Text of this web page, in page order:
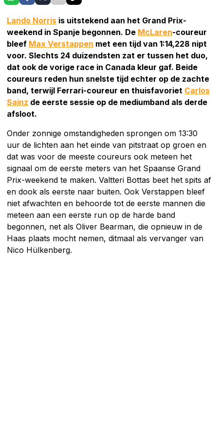
Lando Norris is uitstekend aan het Grand Prix-
weekend in Spanje begonnen. De McLaren-coureur
bleef Max Verstappen met een tijd van 1:14,228 nipt
voor. Slechts 24 duizendsten zat er tussen het duo,
dat ook de vorige race in Canada kleur gaf. Beide
coureurs reden hun snelste tijd echter op de zachte
band, terwijl Ferrari-coureur en thuisfavoriet Carlos
Sainz de eerste sessie op de mediumband als derde
afsloot.
Onder zonnige omstandigheden sprongen om 13:30
uur de lichten aan het einde van pitstraat op groen en
dat was voor de meeste coureurs ook meteen het
signaal om de eerste meters van het Spaanse Grand
Prix-weekend te maken. Valtteri Bottas beet het spits af
en dook als eerste naar buiten. Ook Verstappen bleef
niet afwachten en behoorde tot de eerste mannen die
meteen aan een eerste run op de harde band
begonnen, net als Oliver Bearman, die opnieuw in de
Haas plaats mocht nemen, ditmaal als vervanger van
Nico Hülkenberg.